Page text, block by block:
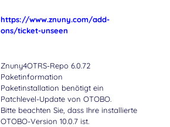
https://www.znuny.com/add-
ons/ticket-unseen
Znuny4OTRS-Repo 6.0.72
Paketinformation
Paketinstallation benötigt ein
Patchlevel-Update von OTOBO.
Bitte beachten Sie, dass Ihre installierte
OTOBO-Version 10.0.7 ist.